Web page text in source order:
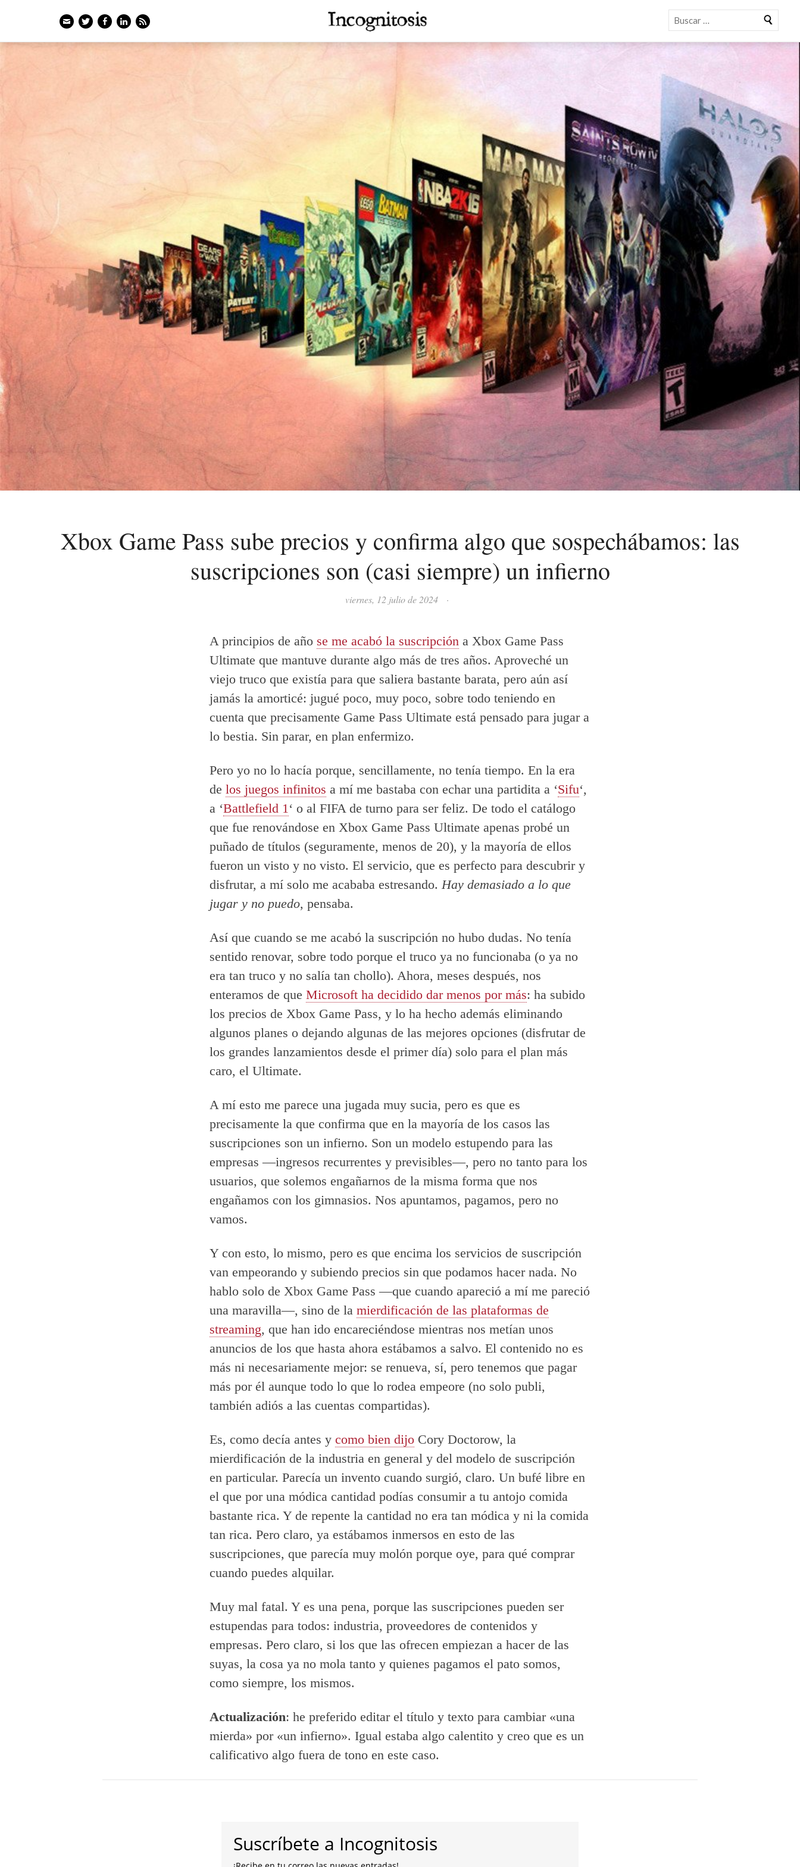
EmailTwitterFacebook
LinkedIn
Feed Buscar
Xbox Game Pass sube precios y confirma algo que sospechábamos: las
suscripciones son (casi siempre) un infierno
viernes, 12 julio de 2024 ·
A principios de año se me acabó la suscripción a Xbox Game Pass
Ultimate que mantuve durante algo más de tres años. Aproveché un
viejo truco que existía para que saliera bastante barata, pero aún así
jamás la amorticé: jugué poco, muy poco, sobre todo teniendo en
cuenta que precisamente Game Pass Ultimate está pensado para jugar a
lo bestia. Sin parar, en plan enfermizo.
Pero yo no lo hacía porque, sencillamente, no tenía tiempo. En la era
de los juegos infinitos a mí me bastaba con echar una partidita a ‘Sifu‘,
a ‘Battlefield 1 ‘ o al FIFA de turno para ser feliz. De todo el catálogo
que fue renovándose en Xbox Game Pass Ultimate apenas probé un
puñado de títulos (seguramente, menos de 20), y la mayoría de ellos
fueron un visto y no visto. El servicio, que es perfecto para descubrir y
disfrutar, a mí solo me acababa estresando. Hay demasiado a lo que
jugar y no puedo, pensaba.
Así que cuando se me acabó la suscripción no hubo dudas. No tenía
sentido renovar, sobre todo porque el truco ya no funcionaba (o ya no
era tan truco y no salía tan chollo). Ahora, meses después, nos
enteramos de que Microsoft ha decidido dar menos por más: ha subido
los precios de Xbox Game Pass, y lo ha hecho además eliminando
algunos planes o dejando algunas de las mejores opciones (disfrutar de
los grandes lanzamientos desde el primer día) solo para el plan más
caro, el Ultimate.
A mí esto me parece una jugada muy sucia, pero es que es
precisamente la que confirma que en la mayoría de los casos las
suscripciones son un infierno. Son un modelo estupendo para las
empresas —ingresos recurrentes y previsibles—, pero no tanto para los
usuarios, que solemos engañarnos de la misma forma que nos
engañamos con los gimnasios. Nos apuntamos, pagamos, pero no
vamos.
Y con esto, lo mismo, pero es que encima los servicios de suscripción
van empeorando y subiendo precios sin que podamos hacer nada. No
hablo solo de Xbox Game Pass —que cuando apareció a mí me pareció
una maravilla—, sino de la mierdificación de las plataformas de
streaming, que han ido encareciéndose mientras nos metían unos
anuncios de los que hasta ahora estábamos a salvo. El contenido no es
más ni necesariamente mejor: se renueva, sí, pero tenemos que pagar
más por él aunque todo lo que lo rodea empeore (no solo publi,
también adiós a las cuentas compartidas).
Es, como decía antes y como bien dijo Cory Doctorow, la
mierdificación de la industria en general y del modelo de suscripción
en particular. Parecía un invento cuando surgió, claro. Un bufé libre en
el que por una módica cantidad podías consumir a tu antojo comida
bastante rica. Y de repente la cantidad no era tan módica y ni la comida
tan rica. Pero claro, ya estábamos inmersos en esto de las
suscripciones, que parecía muy molón porque oye, para qué comprar
cuando puedes alquilar.
Muy mal fatal. Y es una pena, porque las suscripciones pueden ser
estupendas para todos: industria, proveedores de contenidos y
empresas. Pero claro, si los que las ofrecen empiezan a hacer de las
suyas, la cosa ya no mola tanto y quienes pagamos el pato somos,
como siempre, los mismos.
Actualización: he preferido editar el título y texto para cambiar «una
mierda» por «un infierno». Igual estaba algo calentito y creo que es un
calificativo algo fuera de tono en este caso.
Suscríbete a Incognitosis